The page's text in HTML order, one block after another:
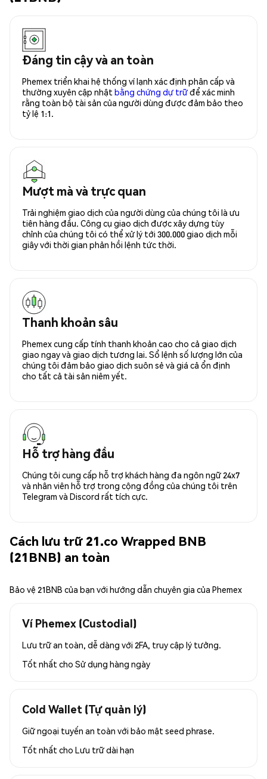
Đáng tin cậy và an toàn
Phemex triển khai hệ thống ví lạnh xác định phân cấp và
thường xuyên cập nhật bằng chứng dự trữđể xác minh
rằng toàn bộ tài sản của người dùng được đảm bảo theo
tỷ lệ 1:1.
Mượt mà và trực quan
Trải nghiệm giao dịch của người dùng của chúng tôi là ưu
tiên hàng đầu. Công cụ giao dịch được xây dựng tùy
chỉnh của chúng tôi có thể xử lý tới 300.000 giao dịch mỗi
giây với thời gian phản hồi lệnh tức thời.
Thanh khoản sâu
Phemex cung cấp tính thanh khoản cao cho cả giao dịch
giao ngay và giao dịch tương lai. Sổ lệnh số lượng lớn của
chúng tôi đảm bảo giao dịch suôn sẻ và giá cả ổn định
cho tất cả tài sản niêm yết.
Hỗ trợ hàng đầu
Chúng tôi cung cấp hỗ trợ khách hàng đa ngôn ngữ 24x7
và nhân viên hỗ trợ trong cộng đồng của chúng tôi trên
Telegram và Discord rất tích cực.
Cách lưu trữ 21.co Wrapped BNB
(21BNB) an toàn
Bảo vệ 21BNB của bạn với hướng dẫn chuyên gia của Phemex
Ví Phemex (Custodial)
Lưu trữ an toàn, dễ dàng với 2FA, truy cập lý tưởng.
Tốt nhất cho Sử dụng hàng ngày
Cold Wallet (Tự quản lý)
Giữ ngoại tuyến an toàn với bảo mật seed phrase.
Tốt nhất cho Lưu trữ dài hạn